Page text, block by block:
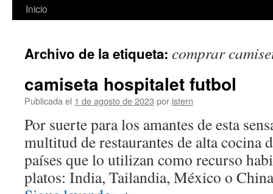
Saltar
contenido
Inicio
Archivo de la etiqueta: comprar
camiseta hospitalet futbol
Publicada el 1 de agosto de 2023 por istern
Por suerte para los amantes de esta
multitud de restaurantes de alta cocina
países que lo utilizan como recurso
platos: India, Tailandia, México o